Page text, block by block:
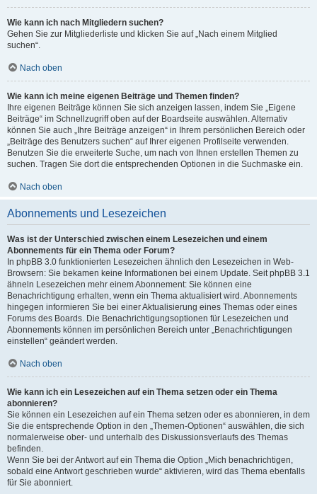
Wie kann ich nach Mitgliedern suchen?
Gehen Sie zur Mitgliederliste und klicken Sie auf „Nach einem Mitglied
suchen“.
Nach oben
Wie kann ich meine eigenen Beiträge und Themen finden?
Ihre eigenen Beiträge können Sie sich anzeigen lassen, indem Sie „Eigene
Beiträge“ im Schnellzugriff oben auf der Boardseite auswählen. Alternativ
können Sie auch „Ihre Beiträge anzeigen“ in Ihrem persönlichen Bereich oder
„Beiträge des Benutzers suchen“ auf Ihrer eigenen Profilseite verwenden.
Benutzen Sie die erweiterte Suche, um nach von Ihnen erstellen Themen zu
suchen. Tragen Sie dort die entsprechenden Optionen in die Suchmaske ein.
Nach oben
Abonnements und Lesezeichen
Was ist der Unterschied zwischen einem Lesezeichen und einem
Abonnements für ein Thema oder Forum?
In phpBB 3.0 funktionierten Lesezeichen ähnlich den Lesezeichen in Web-
Browsern: Sie bekamen keine Informationen bei einem Update. Seit phpBB 3.1
ähneln Lesezeichen mehr einem Abonnement: Sie können eine
Benachrichtigung erhalten, wenn ein Thema aktualisiert wird. Abonnements
hingegen informieren Sie bei einer Aktualisierung eines Themas oder eines
Forums des Boards. Die Benachrichtigungsoptionen für Lesezeichen und
Abonnements können im persönlichen Bereich unter „Benachrichtigungen
einstellen“ geändert werden.
Nach oben
Wie kann ich ein Lesezeichen auf ein Thema setzen oder ein Thema
abonnieren?
Sie können ein Lesezeichen auf ein Thema setzen oder es abonnieren, in dem
Sie die entsprechende Option in den „Themen-Optionen“ auswählen, die sich
normalerweise ober- und unterhalb des Diskussionsverlaufs des Themas
befinden.
Wenn Sie bei der Antwort auf ein Thema die Option „Mich benachrichtigen,
sobald eine Antwort geschrieben wurde“ aktivieren, wird das Thema ebenfalls
für Sie abonniert.